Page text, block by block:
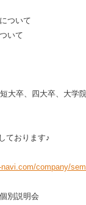
ついて
いて
大卒、四大卒、大学
ております♪
company/
別説明会